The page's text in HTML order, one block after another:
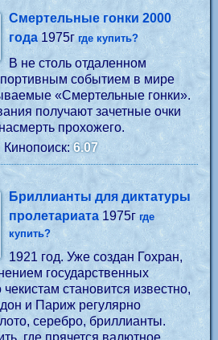
Смертельные гонки 2000
года1975ггде купить?
В не столь отдаленном
событием в мире
«Смертельные гонки».
получают зачетные очки
прохожего.
6.07
Бриллианты для диктатуры
пролетариата1975ггде
купить?
1921 год. Уже создан Гохран,
государственных
становится известно,
и Париж регулярно
серебро, бриллианты.
где прячется валютное